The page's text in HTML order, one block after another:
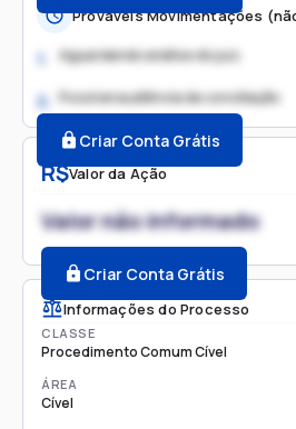
R$Valor da Ação
Valor não informado
Criar Conta Grátis
Informações do Processo
CLASSE
Procedimento Comum Cível
ÁREA
Cível
Prováveis Movimentações
1. Aguardando análise do juiz
2. Possível audiência de conciliação
Criar Conta Grátis